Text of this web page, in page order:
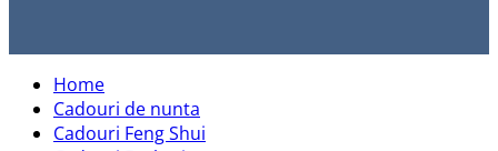
Home
Cadouri de nunta
Cadouri Feng Shui